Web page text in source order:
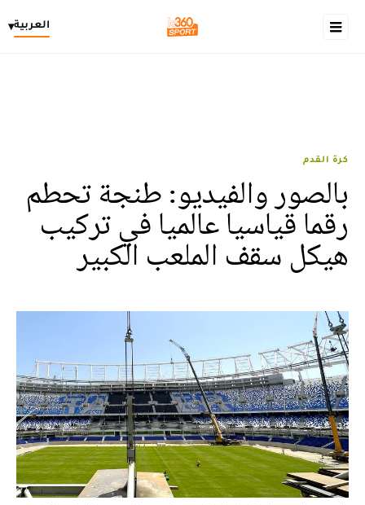
العربية▾
كرة القدم
بالصور والفيديو: طنجة تحطم
رقما قياسيا عالميا في تركيب
هيكل سقف الملعب الكبير